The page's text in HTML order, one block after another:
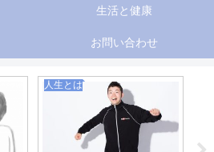
生活と健康
お問い合わせ
人生とは